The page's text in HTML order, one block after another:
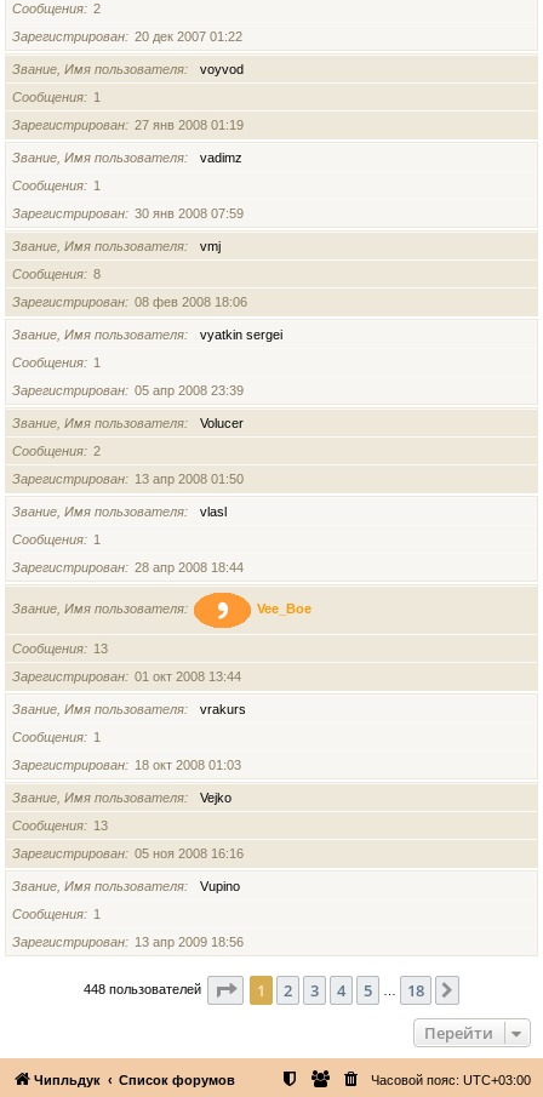
Сообщения
2
Зарегистрирован
20 дек 2007 01:22
Звание, Имя пользователя
voyvod
Сообщения
1
Зарегистрирован
27 янв 2008 01:19
Звание, Имя пользователя
vadimz
Сообщения
1
Зарегистрирован
30 янв 2008 07:59
Звание, Имя пользователя
vmj
Сообщения
8
Зарегистрирован
08 фев 2008 18:06
Звание, Имя пользователя
vyatkin sergei
Сообщения
1
Зарегистрирован
05 апр 2008 23:39
Звание, Имя пользователя
Volucer
Сообщения
2
Зарегистрирован
13 апр 2008 01:50
Звание, Имя пользователя
vlasl
Сообщения
1
Зарегистрирован
28 апр 2008 18:44
Звание, Имя пользователя Vee_Boe
Сообщения
13
Зарегистрирован
01 окт 2008 13:44
Звание, Имя пользователя
vrakurs
Сообщения
1
Зарегистрирован
18 окт 2008 01:03
Звание, Имя пользователя
Vejko
Сообщения
13
Зарегистрирован
05 ноя 2008 16:16
Звание, Имя пользователя
Vupino
Сообщения
1
Зарегистрирован
13 апр 2009 18:56
448 пользователей Страница из 18
1 2 3 4 5 18
Перейти
Чипльдук Список форумов Часовой пояс: UTC+03:00